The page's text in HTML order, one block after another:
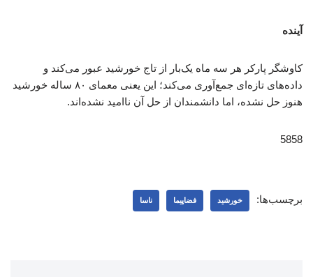
آینده
کاوشگر پارکر هر سه ماه یک‌بار از تاج خورشید عبور می‌کند و
داده‌های تازه‌ای جمع‌آوری می‌کند؛ این یعنی معمای ۸۰ ساله خورشید
هنوز حل نشده، اما دانشمندان از حل آن ناامید نشده‌اند.
5858
برچسب‌ها: خورشید فضاپیما ناسا